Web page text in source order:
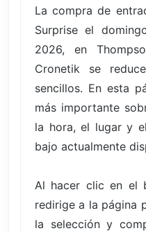
La compra de
Surprise el
2026, en
Cronetik se
sencillos. En esta
más importante
la hora, el lugar y
bajo actualmente
Al hacer clic en el
redirige a la página
la selección y